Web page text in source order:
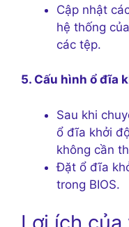
Cập nhật
hệ thống
các tệp.
5. Cấu hình ổ đĩa
Sau khi
ổ đĩa khởi
không cần
Đặt ổ đĩa
trong BIOS.